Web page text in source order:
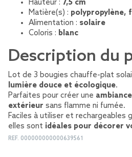
Hauteur : 7,5 cm
Matière(s) : polypropylène,
Alimentation : solaire
Coloris : blanc
Description du
Lot de 3 bougies chauffe-plat
lumière douce et écologique.
Parfaites pour créer une
extérieur sans flamme ni fumée.
Faciles à utiliser et rechargeables
elles sont idéales pour décorer
REF. 000000000000639561